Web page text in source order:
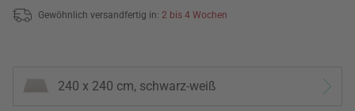
Gewöhnlich versandfertig in: 2 bis 4 Wochen
240 x 240 cm, schwarz-weiß